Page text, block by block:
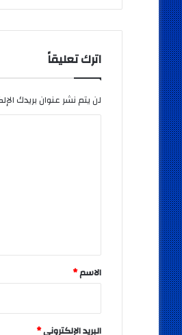
اترك تعليقاً
لن يتم نشر عنوان بريدك
*
الاسم*
البريد الإلكتروني*